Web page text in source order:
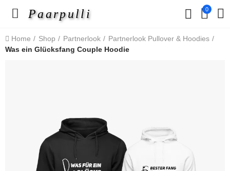
Paarpulli 0
Home Shop Partnerlook
Partnerlook Pullover & Hoodies
Was ein Glücksfang Couple Hoodie